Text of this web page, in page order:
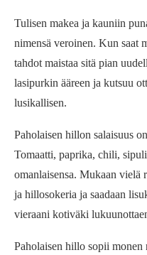
Tulisen makea ja kauniin
nimensä veroinen. Kun saat
tahdot maistaa sitä pian
lasipurkin ääreen ja kutsuu
lusikallisen.
Paholaisen hillon salaisuus
Tomaatti, paprika, chili,
omanlaisensa. Mukaan vielä
ja hillosokeria ja saadaan
vieraani kotiväki
Paholaisen hillo sopii